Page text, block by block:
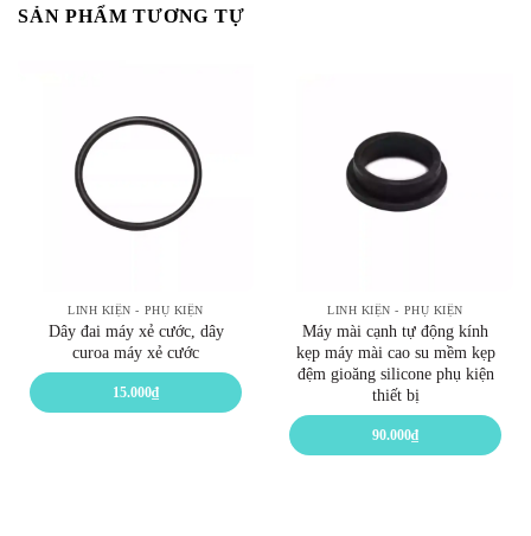
SẢN PHẨM TƯƠNG TỰ
LINH KIỆN - PHỤ KIỆN
Dây đai máy xẻ cước, dây
curoa máy xẻ cước
15.000₫
LINH KIỆN - PHỤ KIỆN
Máy mài cạnh tự động kính
kẹp máy mài cao su mềm kẹp
đệm gioăng silicone phụ kiện
thiết bị
90.000₫